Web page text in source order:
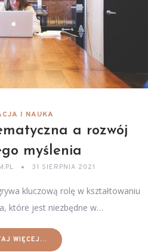
I NAUKA
a rozwój
myślenia
31 SIERPNIA 2021
kluczową rolę w kształtowaniu
które jest niezbędne w…
WIĘCEJ...